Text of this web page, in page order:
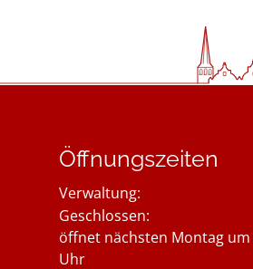
Öffnungszeiten
Verwaltung:
Klicken, um weitere
Geschlossen:
öffnet nächsten Montag um
Uhr